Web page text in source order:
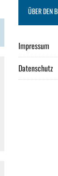
ÜBER DEN
Impressum
Datenschutz